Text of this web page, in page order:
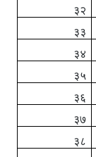
३२
३३
३४
३५
३६
३७
३८